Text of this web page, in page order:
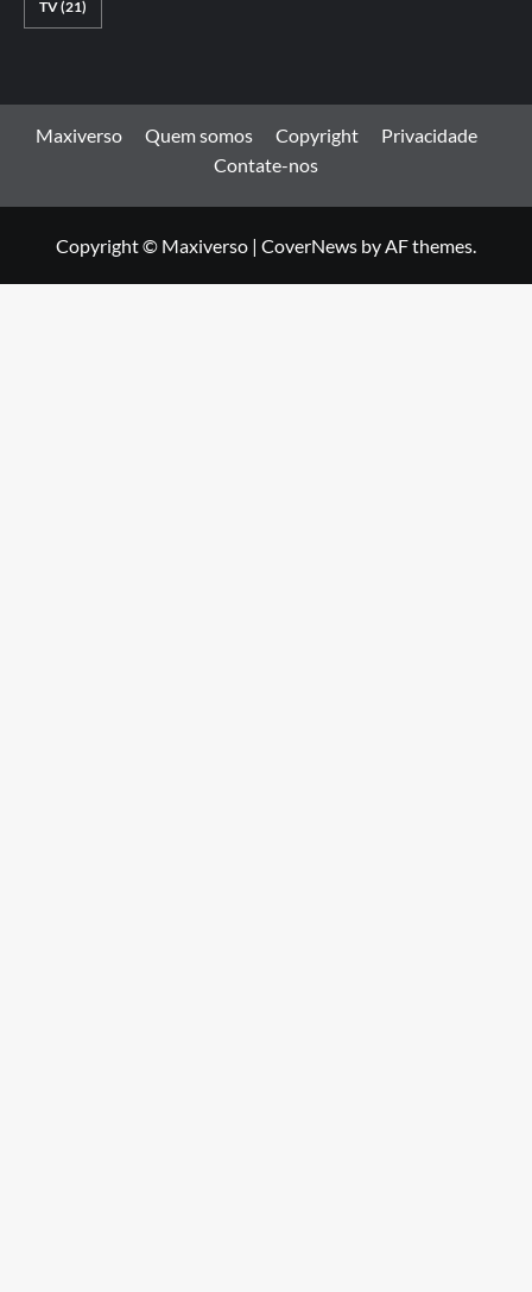
TV(21)
Maxiverso Quem somos Copyright
Privacidade
Contate-nos
Copyright © Maxiverso | CoverNews by AF themes.